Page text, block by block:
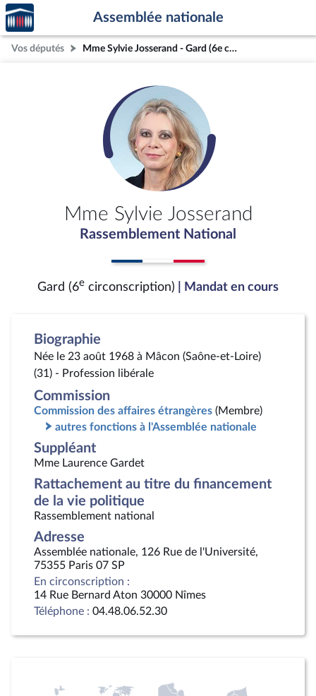
Aller au contenu
Aller en bas de la page
Accèder
à la
page
d'accueil
Assemblée nationale
Vos députés Mme Sylvie Josserand - Gard (6e circonscription)
Mme Sylvie Josserand
Rassemblement National
Gard (6e circonscription) | Mandat en cours
Biographie
Née le 23 août 1968 à Mâcon (Saône-et-Loire)
(31) - Profession libérale
Commission
Commission des affaires étrangères (Membre)
autres fonctions à l'Assemblée nationale
Suppléant
Mme Laurence Gardet
Rattachement au titre du financement
de la vie politique
Rassemblement national
Adresse
Assemblée nationale, 126 Rue de l'Université,
75355 Paris 07 SP
En circonscription :
14 Rue Bernard Aton 30000 Nîmes
Téléphone : 04.48.06.52.30